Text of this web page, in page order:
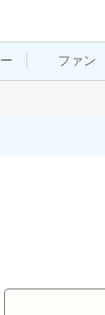
ファン